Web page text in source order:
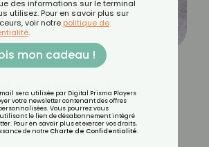
caponata
des informations sur le terminal
utilisez. Pour en savoir plus sur
voir notre politique de
.
mon cadeau !
sera utilisée par Digital Prisma Players
votre newsletter contenant des offres
Vous pourrez vous
le lien de désabonnement intégré
Pour en savoir plus et exercer vos droits,
de notre Charte de Confidentialité.